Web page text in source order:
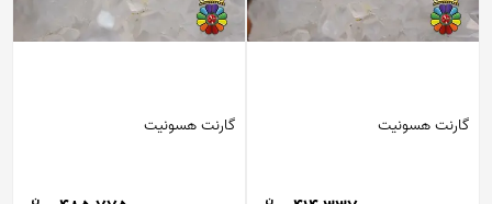
گارنت هسونیت گارنت هسونیت